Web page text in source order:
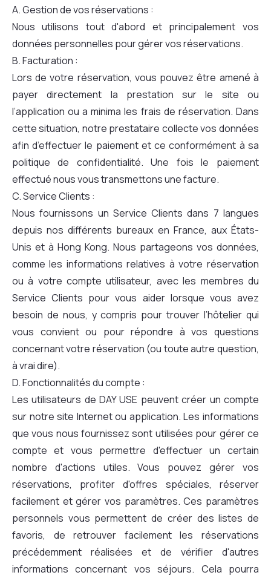
A. Gestion de vos réservations :
Nous utilisons tout d'abord et principalement vos
données personnelles pour gérer vos réservations.
B. Facturation :
Lors de votre réservation, vous pouvez être amené à
payer directement la prestation sur le site ou
l’application ou a minima les frais de réservation. Dans
cette situation, notre prestataire collecte vos données
afin d’effectuer le paiement et ce conformément à sa
politique de confidentialité. Une fois le paiement
effectué nous vous transmettons une facture.
C. Service Clients :
Nous fournissons un Service Clients dans 7 langues
depuis nos différents bureaux en France, aux États-
Unis et à Hong Kong. Nous partageons vos données,
comme les informations relatives à votre réservation
ou à votre compte utilisateur, avec les membres du
Service Clients pour vous aider lorsque vous avez
besoin de nous, y compris pour trouver l’hôtelier qui
vous convient ou pour répondre à vos questions
concernant votre réservation (ou toute autre question,
à vrai dire).
D. Fonctionnalités du compte :
Les utilisateurs de DAY USE peuvent créer un compte
sur notre site Internet ou application. Les informations
que vous nous fournissez sont utilisées pour gérer ce
compte et vous permettre d'effectuer un certain
nombre d'actions utiles. Vous pouvez gérer vos
réservations, profiter d'offres spéciales, réserver
facilement et gérer vos paramètres. Ces paramètres
personnels vous permettent de créer des listes de
favoris, de retrouver facilement les réservations
précédemment réalisées et de vérifier d'autres
informations concernant vos séjours. Cela pourra